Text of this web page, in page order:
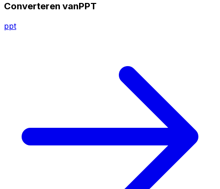
Converteren vanPPT
ppt